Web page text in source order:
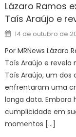
Lázaro Ramos
Taís Araújo e
Posted
on
14 de outubro de
Por MRNews
Taís Araújo e revela
Taís Araújo, um dos
enfrentaram uma
longa data. Embora
cumplicidade em
momentos […]